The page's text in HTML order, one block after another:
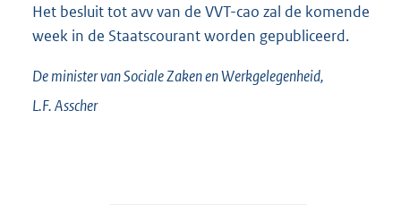
Het besluit tot avv van de VVT-cao zal de komende
week in de Staatscourant worden gepubliceerd.
De minister van Sociale Zaken en Werkgelegenheid,
L.F.Asscher